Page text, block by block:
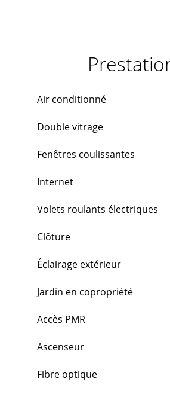
Air conditionné
Double vitrage
Fenêtres coulissantes
Internet
Volets roulants électriques
Clôture
Éclairage extérieur
Jardin en copropriété
Accès PMR
Ascenseur
Fibre optique